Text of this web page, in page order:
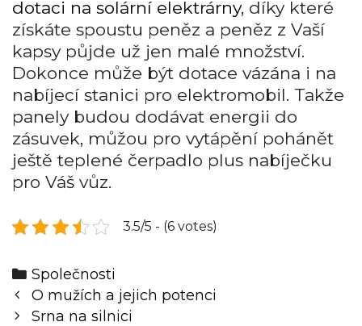
dotaci na solární elektrárny, díky které
získáte spoustu peněz a peněz z Vaší
kapsy půjde už jen malé množství.
Dokonce může být dotace vázána i na
nabíjecí stanici pro elektromobil. Takže
panely budou dodávat energii do
zásuvek, můžou pro vytápění pohánět
ještě teplené čerpadlo plus nabíječku
pro Váš vůz.
3.5/5 - (6 votes)
Categories
Společnosti
Post
navigation
O mužích a jejich potenci
Srna na silnici